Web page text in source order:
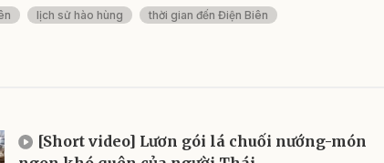
lịch sử hào hùng
thời gian đến Điện Biên
[Short video] Lươn gói lá chuối nướng-món